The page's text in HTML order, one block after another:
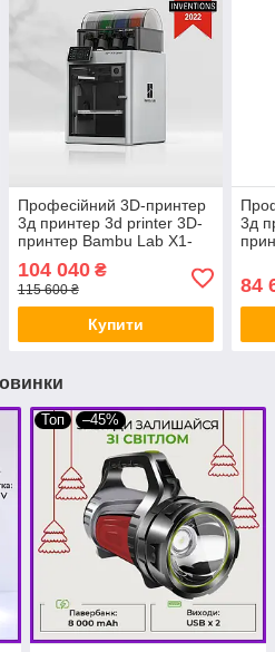
Професійний 3D-принтер
3д принтер 3d printer 3D-
принтер Bambu Lab X1-
Carbon Combo 389 × 389
× 457 мм BIC
104 040₴
115 600 ₴
Купити
3д
мм
84
Топ –45%